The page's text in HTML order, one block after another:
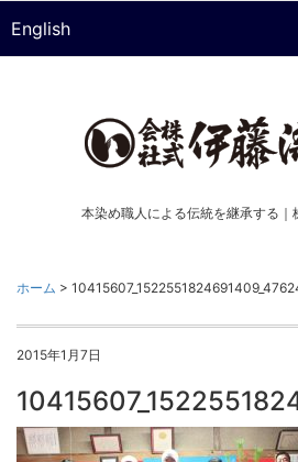
English
本染め職人による伝統を継承する｜
ホーム >
2015年1月7日